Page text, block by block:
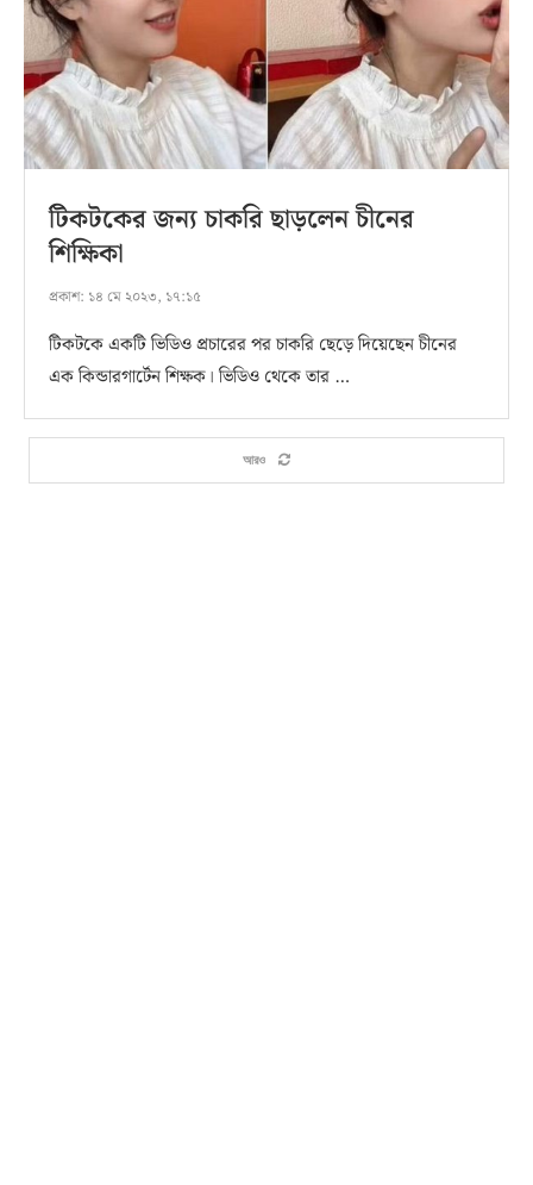
টিকটকের জন্য চাকরি ছাড়লেন চীনের
শিক্ষিকা
প্রকাশ: ১৪ মে ২০২৩, ১৭:১৫
টিকটকে একটি ভিডিও প্রচারের পর চাকরি ছেড়ে দিয়েছেন চীনের
এক কিন্ডারগার্টেন শিক্ষক। ভিডিও থেকে তার …
আরও